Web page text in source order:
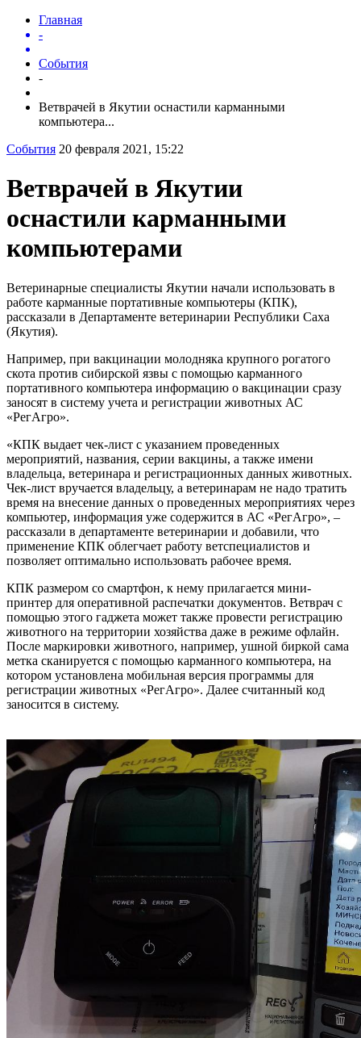
Главная
-
События
-
Ветврачей в Якутии оснастили карманными
компьютера...
События 20 февраля 2021, 15:22
Ветврачей в Якутии
оснастили карманными
компьютерами
Ветеринарные специалисты Якутии начали использовать в
работе карманные портативные компьютеры (КПК),
рассказали в Департаменте ветеринарии Республики Саха
(Якутия).
Например, при вакцинации молодняка крупного рогатого
скота против сибирской язвы с помощью карманного
портативного компьютера информацию о вакцинации сразу
заносят в систему учета и регистрации животных АС
«РегАгро».
«КПК выдает чек-лист с указанием проведенных
мероприятий, названия, серии вакцины, а также имени
владельца, ветеринара и регистрационных данных животных.
Чек-лист вручается владельцу, а ветеринарам не надо тратить
время на внесение данных о проведенных мероприятиях через
компьютер, информация уже содержится в АС «РегАгро», –
рассказали в департаменте ветеринарии и добавили, что
применение КПК облегчает работу ветспециалистов и
позволяет оптимально использовать рабочее время.
КПК размером со смартфон, к нему прилагается мини-
принтер для оперативной распечатки документов. Ветврач с
помощью этого гаджета может также провести регистрацию
животного на территории хозяйства даже в режиме офлайн.
После маркировки животного, например, ушной биркой сама
метка сканируется с помощью карманного компьютера, на
котором установлена мобильная версия программы для
регистрации животных «РегАгро». Далее считанный код
заносится в систему.